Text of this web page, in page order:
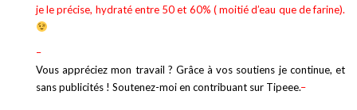
je le précise, hydraté entre 50 et 60% ( moitié d’eau que de farine).
–
Vous appréciez mon travail ? Grâce à vos soutiens je continue, et
sans publicités ! Soutenez-moi en contribuant sur Tipeee.–